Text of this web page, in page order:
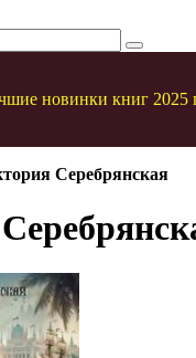
новинки книг 2025
Серебрянская